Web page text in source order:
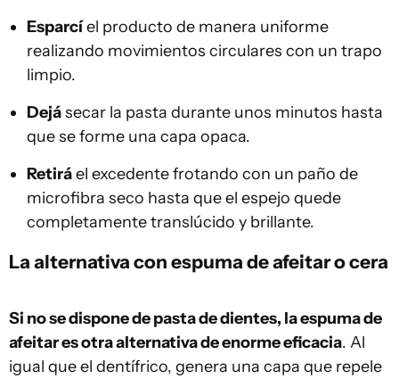
Esparcíel producto de manera uniforme
realizando movimientos circulares con un trapo
limpio.
Dejásecar la pasta durante unos minutos hasta
que se forme una capa opaca.
Retiráel excedente frotando con un paño de
microfibra seco hasta que el espejo quede
completamente translúcido y brillante.
La alternativa con espuma de afeitar o cera
Si no se dispone de pasta de dientes, la espuma de
afeitar es otra alternativa de enorme eficacia. Al
igual que el dentífrico, genera una capa que repele